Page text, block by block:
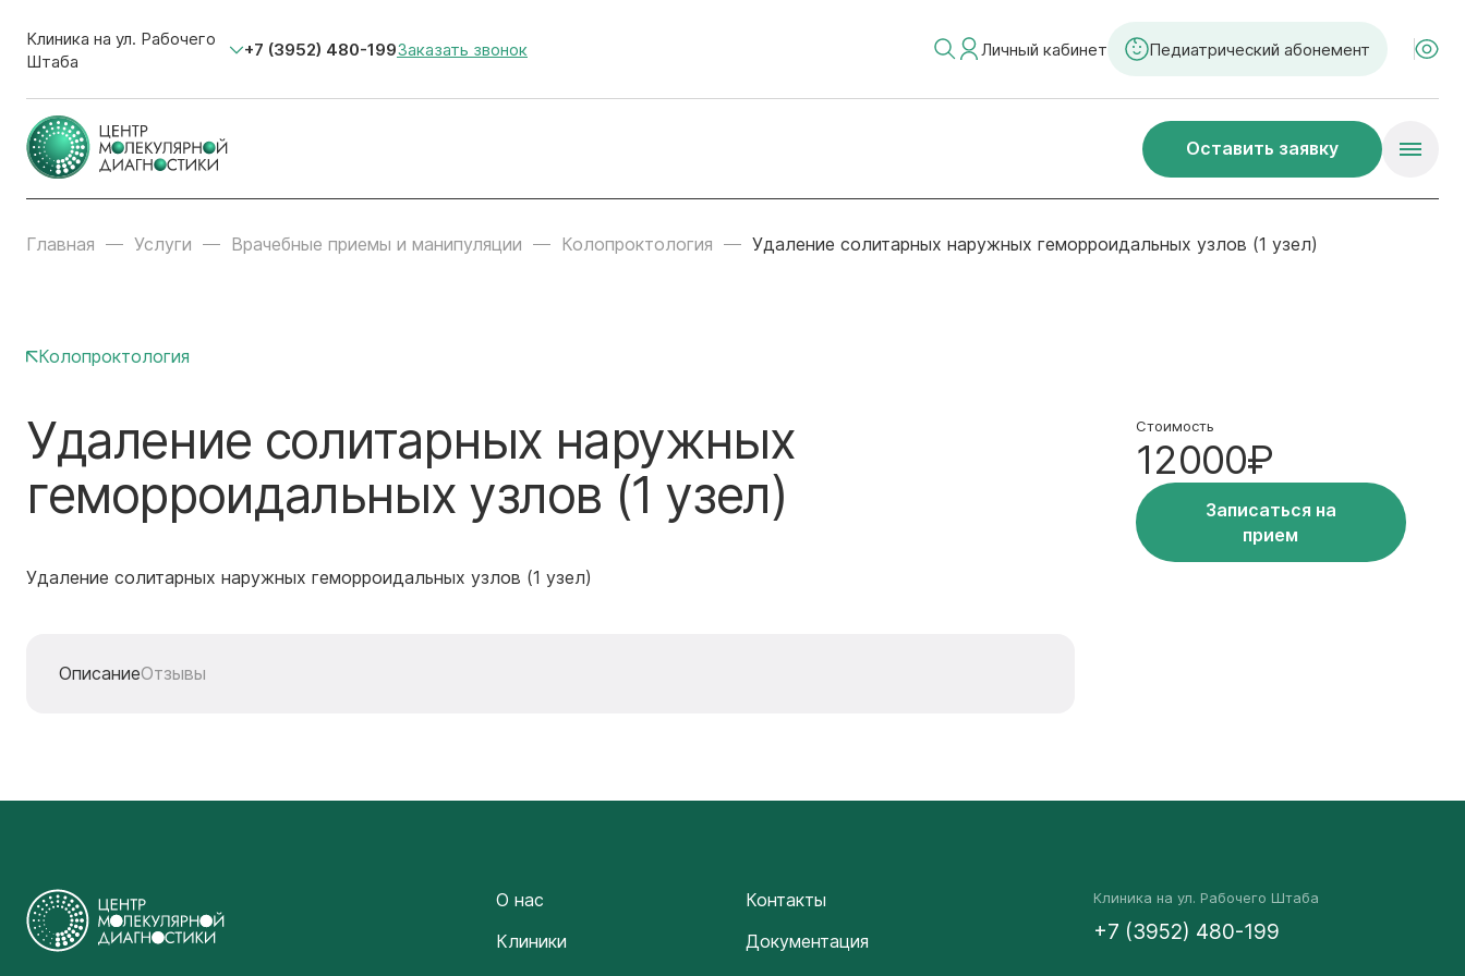
Клиника на ул. Рабочего
Штаба
+7 (3952) 480-199Заказать звонок Личный кабинет Педиатрический абонемент
Оставить заявку
Главная Услуги Врачебные приемы и манипуляции Колопроктология Удаление солитарных наружных геморроидальных узлов (1 узел)
Колопроктология
Удаление солитарных наружных
геморроидальных узлов (1 узел)
Удаление солитарных наружных геморроидальных узлов (1 узел)
ОписаниеОтзывы
Стоимость
12000₽
Записаться на
прием
О нас
Клиники
Контакты
Документация
Клиника на ул. Рабочего Штаба
+7 (3952) 480-199